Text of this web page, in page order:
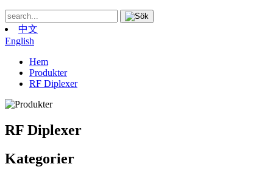
中文
English
Hem
Produkter
RF Diplexer
RF Diplexer
Kategorier